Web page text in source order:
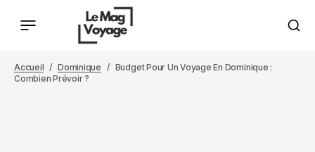
Accueil Dominique
Budget Pour Un Voyage En Dominique :
Combien Prévoir ?